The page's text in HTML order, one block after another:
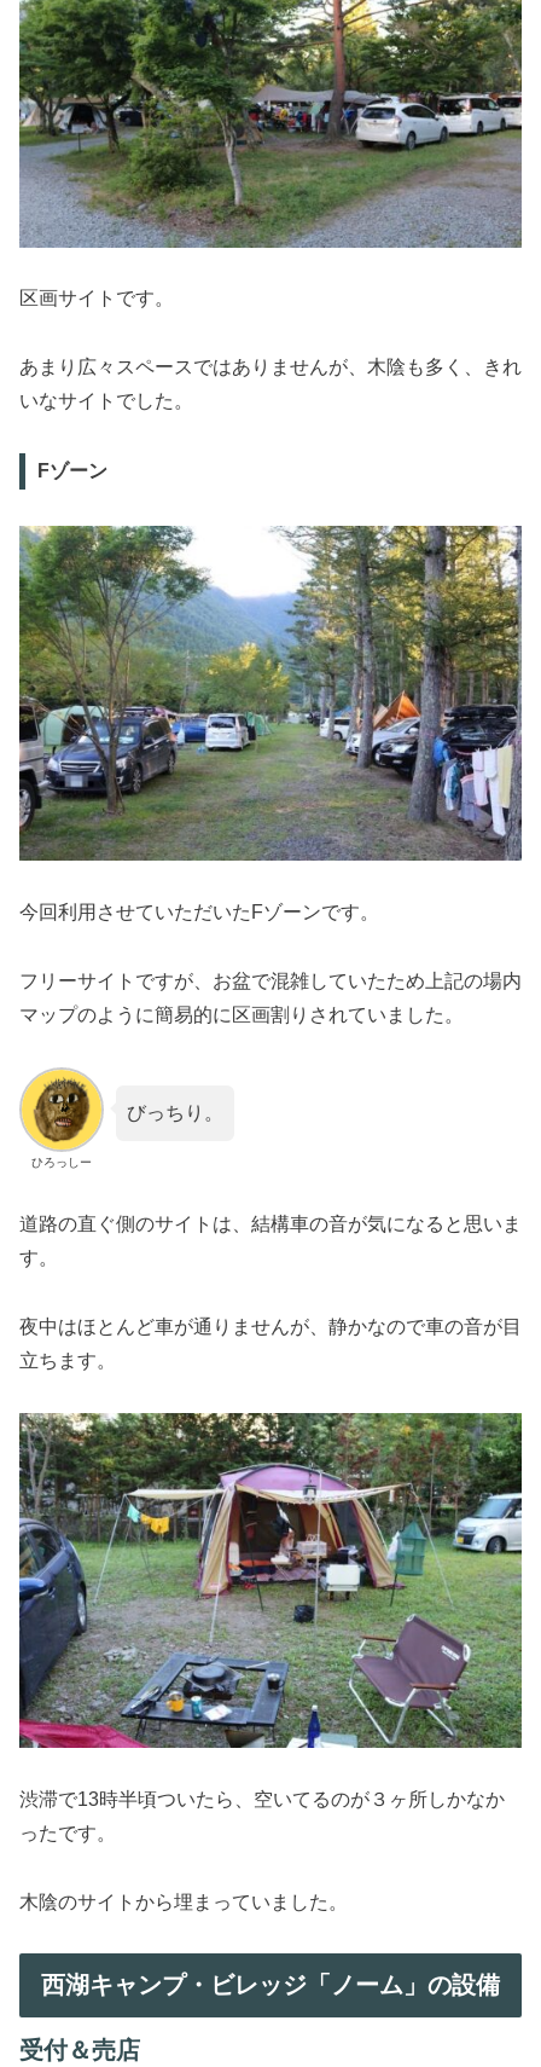
区画サイトです。
あまり広々スペースではありませんが、木陰も多く、きれ
いなサイトでした。
Fゾーン
今回利用させていただいたFゾーンです。
フリーサイトですが、お盆で混雑していたため上記の場内
マップのように簡易的に区画割りされていました。
ひろっしー
びっちり。
道路の直ぐ側のサイトは、結構車の音が気になると思いま
す。
夜中はほとんど車が通りませんが、静かなので車の音が目
立ちます。
渋滞で13時半頃ついたら、空いてるのが３ヶ所しかなか
ったです。
木陰のサイトから埋まっていました。
西湖キャンプ・ビレッジ「ノーム」の設備
受付＆売店